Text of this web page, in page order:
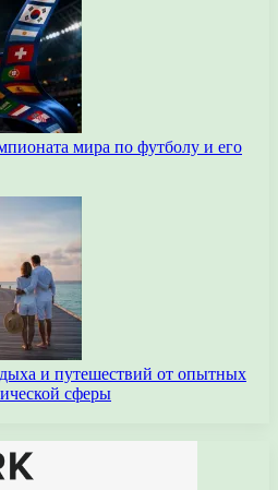
мира по футболу и его
и путешествий от опытных
сферы